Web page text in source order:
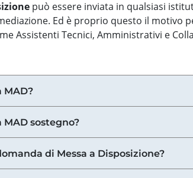
può essere inviata in qualsiasi
Ed è proprio questo il motivo
Assistenti Tecnici, Amministrativi e
MAD?
sostegno?
di Messa a Disposizione?